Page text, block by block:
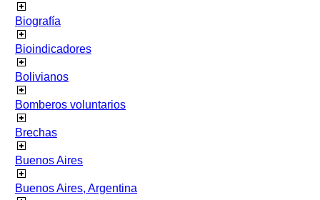
Biografía
Bioindicadores
Bolivianos
Bomberos voluntarios
Brechas
Buenos Aires
Buenos Aires, Argentina